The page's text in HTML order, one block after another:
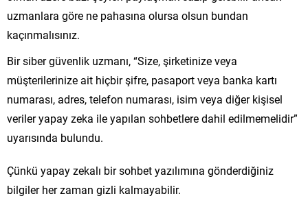
uzmanlara göre ne pahasına olursa olsun bundan
kaçınmalısınız.
Bir siber güvenlik uzmanı, “Size, şirketinize veya
müşterilerinize ait hiçbir şifre, pasaport veya banka kartı
numarası, adres, telefon numarası, isim veya diğer kişisel
veriler yapay zeka ile yapılan sohbetlere dahil edilmemelidir”
uyarısında bulundu.
Çünkü yapay zekalı bir sohbet yazılımına gönderdiğiniz
bilgiler her zaman gizli kalmayabilir.